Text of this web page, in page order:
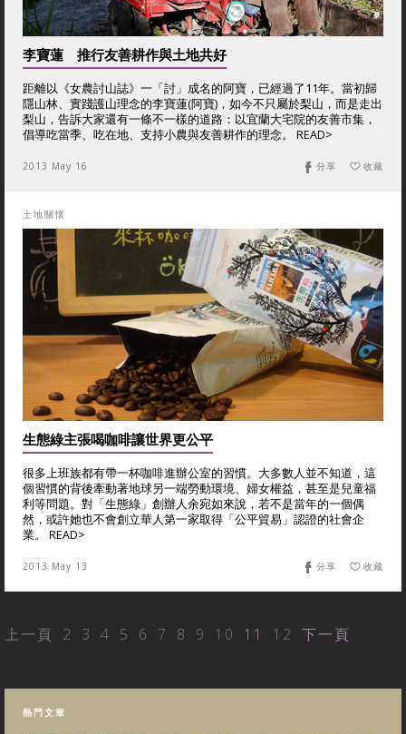
李寶蓮 推行友善耕作與土地共好
距離以《女農討山誌》一「討」成名的阿寶，已經過了11年。當初歸
隱山林、實踐護山理念的李寶蓮(阿寶)，如今不只屬於梨山，而是走出
梨山，告訴大家還有一條不一樣的道路：以宜蘭大宅院的友善市集，
倡導吃當季、吃在地、支持小農與友善耕作的理念。 READ>
2013 May 16 收藏
分享
土地關懷
生態綠主張喝咖啡讓世界更公平
很多上班族都有帶一杯咖啡進辦公室的習慣。大多數人並不知道，這
個習慣的背後牽動著地球另一端勞動環境、婦女權益，甚至是兒童福
利等問題。對「生態綠」創辦人余宛如來說，若不是當年的一個偶
然，或許她也不會創立華人第一家取得「公平貿易」認證的社會企
業。 READ>
2013 May 13 收藏
分享
上一頁 2 3 4 5 6 7 8 9 10 11 12 下一頁
熱門文章